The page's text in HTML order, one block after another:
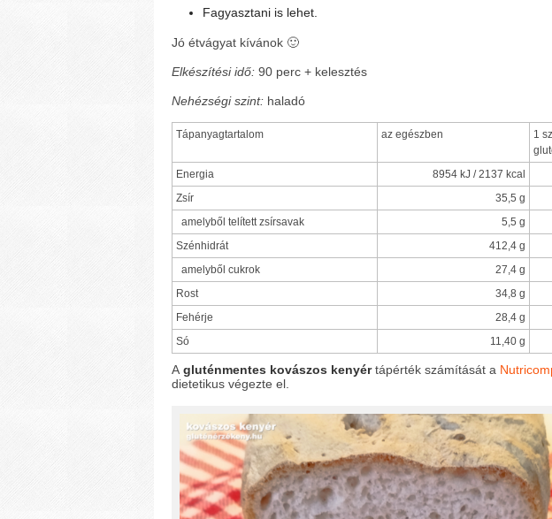
Fagyasztani is lehet.
Jó étvágyat kívánok 🙂
Elkészítési idő: 90 perc + kelesztés
Nehézségi szint: haladó
Tápanyagtartalom az egészben
1
Energia
8954 kJ / 2137 kcal
Zsír
35,5 g
amelyből telített zsírsavak
5,5 g
Szénhidrát
412,4 g
amelyből cukrok
27,4 g
Rost
34,8 g
Fehérje
28,4 g
Só
11,40 g
A gluténmentes kovászos kenyértápérték számítását a
dietetikus végezte el.